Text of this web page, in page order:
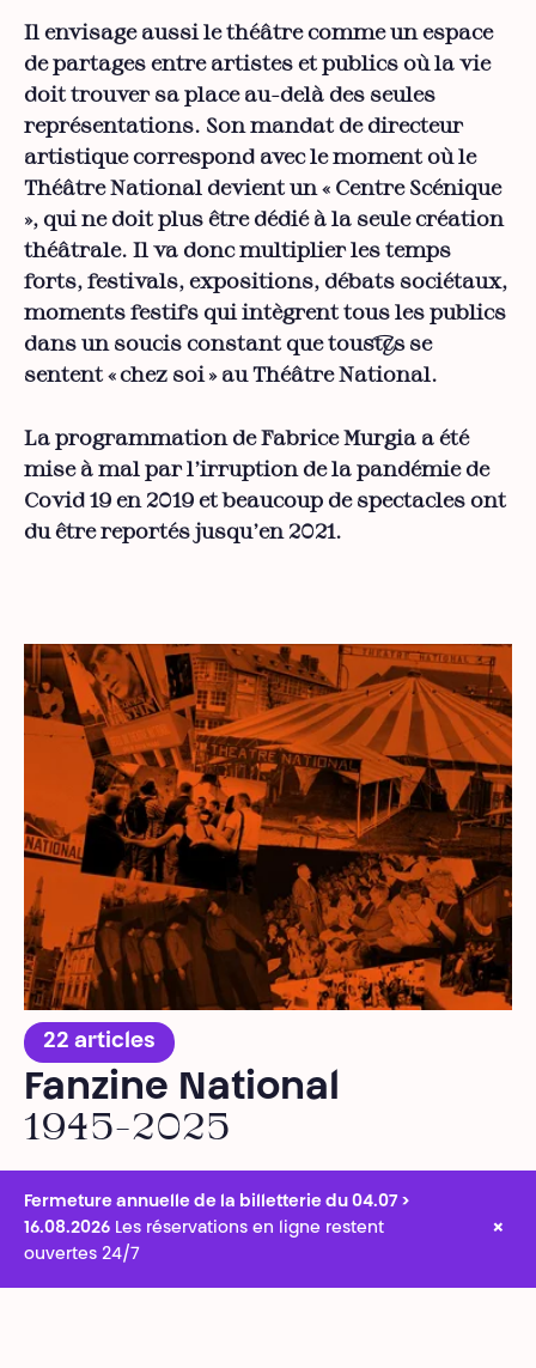
Il envisage aussi le théâtre comme un espace
de partages entre artistes et publics où la vie
doit trouver sa place au-delà des seules
représentations. Son mandat de directeur
artistique correspond avec le moment où le
Théâtre National devient un « Centre Scénique
», qui ne doit plus être dédié à la seule création
théâtrale. Il va donc multiplier les temps
forts, festivals, expositions, débats sociétaux,
moments festifs qui intègrent tous les publics
dans un soucis constant que tous·tes se
sentent « chez soi » au Théâtre National.
La programmation de Fabrice Murgia a été
mise à mal par l’irruption de la pandémie de
Covid 19 en 2019 et beaucoup de spectacles ont
du être reportés jusqu’en 2021.
22 articles
Fanzine National
1945-2025
Fermeture annuelle de la billetterie du 04.07 >
16.08.2026 Les réservations en ligne restent
ouvertes 24/7
×